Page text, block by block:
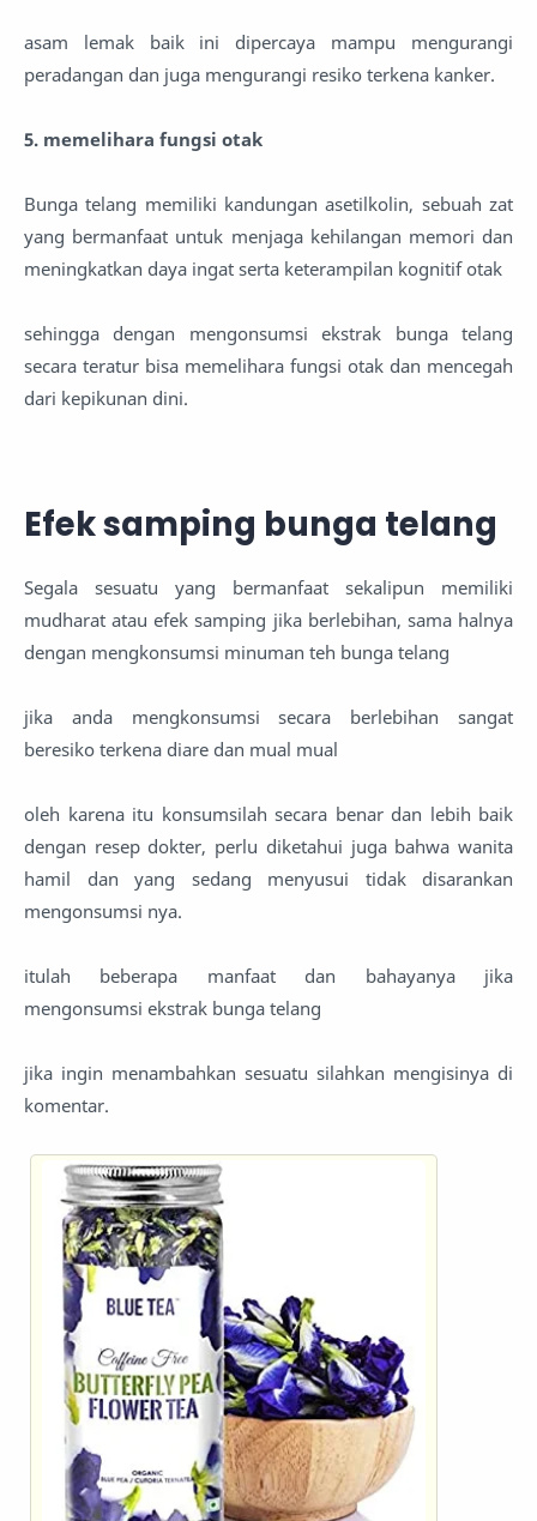
asam lemak baik ini dipercaya mampu mengurangi
peradangan dan juga mengurangi resiko terkena kanker.
5. memelihara fungsi otak
Bunga telang memiliki kandungan asetilkolin, sebuah zat
yang bermanfaat untuk menjaga kehilangan memori dan
meningkatkan daya ingat serta keterampilan kognitif otak
sehingga dengan mengonsumsi ekstrak bunga telang
secara teratur bisa memelihara fungsi otak dan mencegah
dari kepikunan dini.
Efek samping bunga telang
Segala sesuatu yang bermanfaat sekalipun memiliki
mudharat atau efek samping jika berlebihan, sama halnya
dengan mengkonsumsi minuman teh bunga telang
jika anda mengkonsumsi secara berlebihan sangat
beresiko terkena diare dan mual mual
oleh karena itu konsumsilah secara benar dan lebih baik
dengan resep dokter, perlu diketahui juga bahwa wanita
hamil dan yang sedang menyusui tidak disarankan
mengonsumsi nya.
itulah beberapa manfaat dan bahayanya jika
mengonsumsi ekstrak bunga telang
jika ingin menambahkan sesuatu silahkan mengisinya di
komentar.